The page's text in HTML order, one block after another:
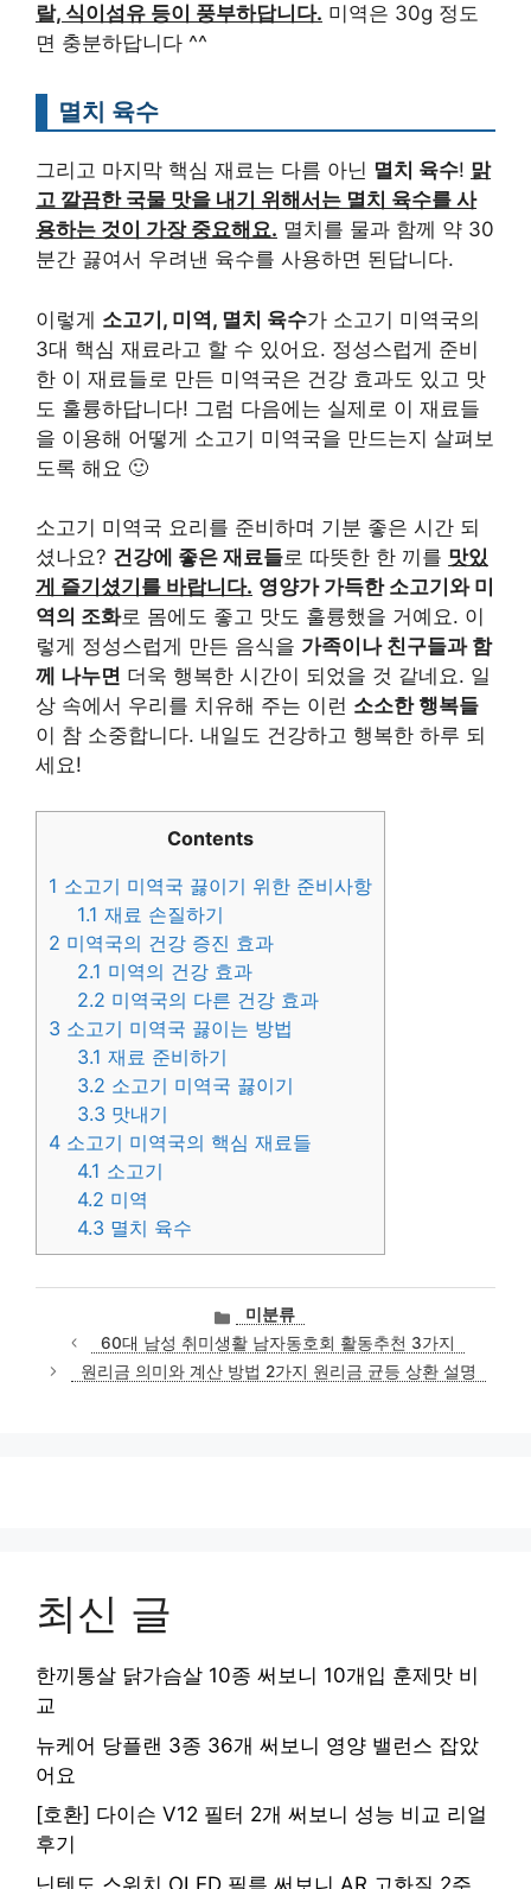
랄, 식이섬유 등이 풍부하답니다. 미역은 30g 정도
면 충분하답니다 ^^
멸치 육수
그리고 마지막 핵심 재료는 다름 아닌 멸치 육수! 맑
고 깔끔한 국물 맛을 내기 위해서는 멸치 육수를 사
용하는 것이 가장 중요해요. 멸치를 물과 함께 약 30
분간 끓여서 우려낸 육수를 사용하면 된답니다.
이렇게 소고기, 미역, 멸치 육수가 소고기 미역국의
3대 핵심 재료라고 할 수 있어요. 정성스럽게 준비
한 이 재료들로 만든 미역국은 건강 효과도 있고 맛
도 훌륭하답니다! 그럼 다음에는 실제로 이 재료들
을 이용해 어떻게 소고기 미역국을 만드는지 살펴보
도록 해요 🙂
소고기 미역국 요리를 준비하며 기분 좋은 시간 되
셨나요? 건강에 좋은 재료들로 따뜻한 한 끼를 맛있
게 즐기셨기를 바랍니다. 영양가 가득한 소고기와 미
역의 조화로 몸에도 좋고 맛도 훌륭했을 거예요. 이
렇게 정성스럽게 만든 음식을 가족이나 친구들과 함
께 나누면 더욱 행복한 시간이 되었을 것 같네요. 일
상 속에서 우리를 치유해 주는 이런 소소한 행복들
이 참 소중합니다. 내일도 건강하고 행복한 하루 되
세요!
Contents
1 소고기 미역국 끓이기 위한 준비사항
1.1 재료 손질하기
2 미역국의 건강 증진 효과
2.1 미역의 건강 효과
2.2 미역국의 다른 건강 효과
3 소고기 미역국 끓이는 방법
3.1 재료 준비하기
3.2 소고기 미역국 끓이기
3.3 맛내기
4 소고기 미역국의 핵심 재료들
4.1 소고기
4.2 미역
4.3 멸치 육수
카
테
고
리
미분류
60대 남성 취미생활 남자동호회 활동추천 3가지
원리금 의미와 계산 방법 2가지 원리금 균등 상환 설명
최신 글
한끼통살 닭가슴살 10종 써보니 10개입 훈제맛 비
교
뉴케어 당플랜 3종 36개 써보니 영양 밸런스 잡았
어요
[호환] 다이슨 V12 필터 2개 써보니 성능 비교 리얼
후기
닌텐도 스위치 OLED 필름 써보니 AR 고화질 2주